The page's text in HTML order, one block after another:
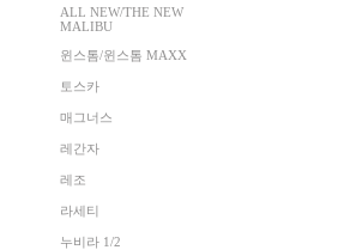
ALL NEW/THE NEW
MALIBU
윈스톰/윈스톰 MAXX
토스카
매그너스
레간자
레조
라세티
누비라 1/2